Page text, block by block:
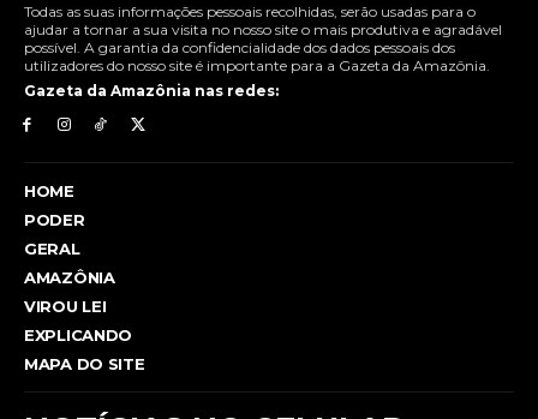
Todas as suas informações pessoais recolhidas, serão usadas para o
ajudar a tornar a sua visita no nosso site o mais produtiva e agradável
possível. A garantia da confidencialidade dos dados pessoais dos
utilizadores do nosso site é importante para a Gazeta da Amazônia.
Gazeta da Amazônia nas redes:
HOME
PODER
GERAL
AMAZÔNIA
VIROU LEI
EXPLICANDO
MAPA DO SITE